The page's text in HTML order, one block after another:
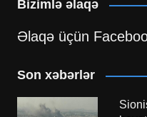
Bizimlə əlaqə
Əlaqə üçün
Son xəbərlər